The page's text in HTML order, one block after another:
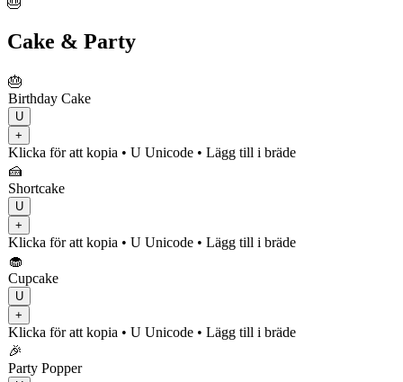
Cake & Party
🎂
Birthday Cake
U
+
Klicka för att kopia • U Unicode • Lägg till i bräde
🍰
Shortcake
U
+
Klicka för att kopia • U Unicode • Lägg till i bräde
🧁
Cupcake
U
+
Klicka för att kopia • U Unicode • Lägg till i bräde
🎉
Party Popper